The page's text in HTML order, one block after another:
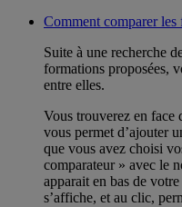
Comment comparer les
Suite à une recherche
formations proposées,
entre elles.
Vous trouverez en face
vous permet d’ajouter
que vous avez choisi
comparateur » avec le
apparait en bas de
s’affiche, et au clic,